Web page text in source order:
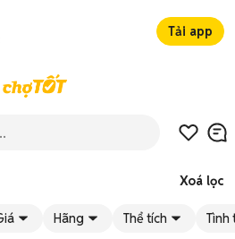
Tải app
Xoá lọc
Hãng Thể tích Tình